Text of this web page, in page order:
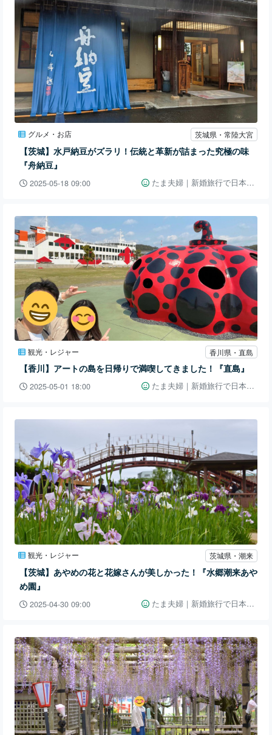
グルメ・お店 茨城県・常陸大宮
【茨城】水戸納豆がズラリ！伝統と革新が詰まった究極の味
『舟納豆』
2025-05-18 09:00 たま夫婦｜新婚旅行で日本一周👫🚗
観光・レジャー 香川県・直島
【香川】アートの島を日帰りで満喫してきました！『直島』
2025-05-01 18:00 たま夫婦｜新婚旅行で日本一周👫🚗
観光・レジャー 茨城県・潮来
【茨城】あやめの花と花嫁さんが美しかった！『水郷潮来あや
め園』
2025-04-30 09:00 たま夫婦｜新婚旅行で日本一周👫🚗